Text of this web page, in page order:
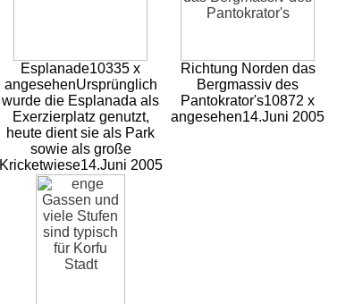
Esplanade10335 x
angesehenUrsprünglich
wurde die Esplanada als
Exerzierplatz genutzt,
heute dient sie als Park
sowie als große
Kricketwiese14.Juni 2005
Richtung Norden das
Bergmassiv des
Pantokrator's10872 x
angesehen14.Juni 2005